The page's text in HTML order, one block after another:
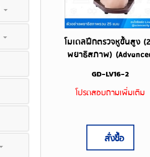
โมเดลฝึกตรวจหูขั้นสูง
พยาธิสภาพ)
Ear Examination Model)
GD-LV16-2
โปรดสอบถามเพิ่มเติม
สั่งซื้อ